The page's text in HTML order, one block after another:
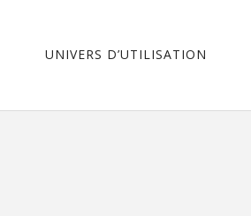
UNIVERS D’UTILISATION